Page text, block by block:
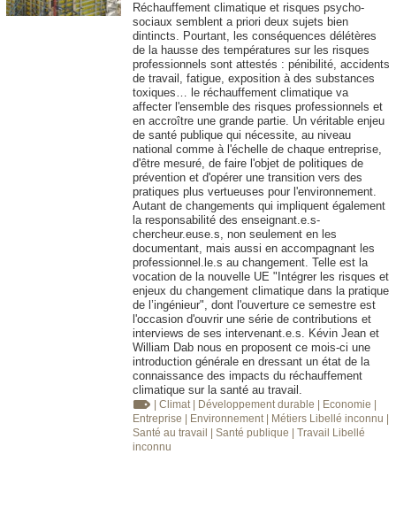
Réchauffement climatique et risques psycho-
sociaux semblent a priori deux sujets bien
dintincts. Pourtant, les conséquences délétères
de la hausse des températures sur les risques
professionnels sont attestés : pénibilité, accidents
de travail, fatigue, exposition à des substances
toxiques… le réchauffement climatique va
affecter l'ensemble des risques professionnels et
en accroître une grande partie. Un véritable enjeu
de santé publique qui nécessite, au niveau
national comme à l'échelle de chaque entreprise,
d'être mesuré, de faire l'objet de politiques de
prévention et d'opérer une transition vers des
pratiques plus vertueuses pour l'environnement.
Autant de changements qui impliquent également
la responsabilité des enseignant.e.s-
chercheur.euse.s, non seulement en les
documentant, mais aussi en accompagnant les
professionnel.le.s au changement. Telle est la
vocation de la nouvelle UE "Intégrer les risques et
enjeux du changement climatique dans la pratique
de l’ingénieur", dont l'ouverture ce semestre est
l'occasion d'ouvrir une série de contributions et
interviews de ses intervenant.e.s. Kévin Jean et
William Dab nous en proposent ce mois-ci une
introduction générale en dressant un état de la
connaissance des impacts du réchauffement
climatique sur la santé au travail.
| Climat | Développement durable | Economie
Entreprise
| Environnement | Métiers Libellé inconnu
Santé au travail
| Santé publique | Travail
Libellé
inconnu